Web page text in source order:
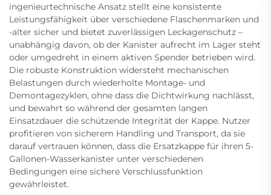
ingenieurtechnische Ansatz stellt eine konsistente
Leistungsfähigkeit über verschiedene Flaschenmarken und
-alter sicher und bietet zuverlässigen Leckagenschutz –
unabhängig davon, ob der Kanister aufrecht im Lager steht
oder umgedreht in einem aktiven Spender betrieben wird.
Die robuste Konstruktion widersteht mechanischen
Belastungen durch wiederholte Montage- und
Demontagezyklen, ohne dass die Dichtwirkung nachlässt,
und bewahrt so während der gesamten langen
Einsatzdauer die schützende Integrität der Kappe. Nutzer
profitieren von sicherem Handling und Transport, da sie
darauf vertrauen können, dass die Ersatzkappe für ihren 5-
Gallonen-Wasserkanister unter verschiedenen
Bedingungen eine sichere Verschlussfunktion
gewährleistet.